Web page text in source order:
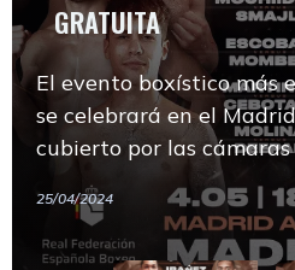
se celebrará en el
cubierto por las cámaras
25/04/2024
GRATUITA
El evento boxístico más
se celebrará en el
cubierto por las cámaras
25/04/2024
LA “IBA CHAMPIONS’
SEGUIR A TRAVÉS DE
GRATUITA
El evento boxístico más
se celebrará en el
cubierto por las
25/04/2024